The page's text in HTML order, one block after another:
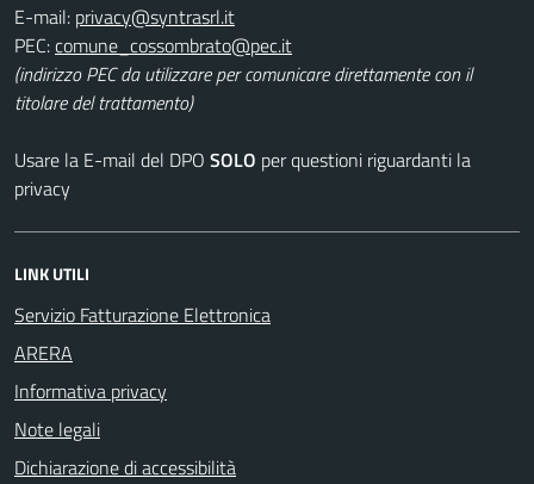
E-mail:
PEC:
(indirizzo PEC da utilizzare per comunicare direttamente con il
titolare del trattamento)
Usare la E-mail del DPO SOLO per questioni riguardanti la
privacy
LINK UTILI
Servizio Fatturazione Elettronica
ARERA
Informativa privacy
Note legali
Dichiarazione di accessibilità